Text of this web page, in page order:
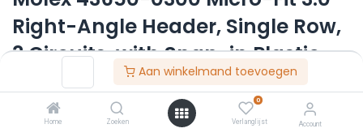
Aan winkelmand toevoegen
Home Zoeken
0
Verlanglijst Account
Right-Angle Header, Single Row,
3 Circuits, with Snap-in Plastic
Peg PCB Lock, Tin
Artikelnummer : F36500300